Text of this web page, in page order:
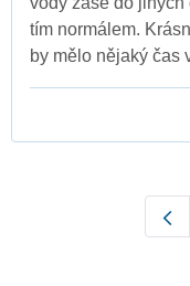
tím normálem.
by mělo nějaký čas